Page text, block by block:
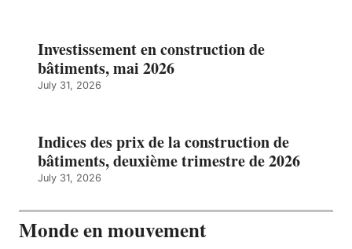
Investissement en construction de
bâtiments, mai 2026
July 31, 2026
Indices des prix de la construction de
bâtiments, deuxième trimestre de 2026
July 31, 2026
Monde en mouvement